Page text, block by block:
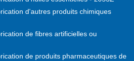
d'autres produits chimiques
de fibres artificielles ou
de produits pharmaceutiques de